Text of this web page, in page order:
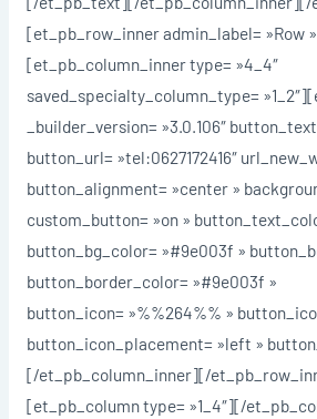
[et_pb_row_inner admin_label= »Row
[et_pb_column_inner type= »4_4″
saved_specialty_column_type=
_builder_version= »3.0.106″
button_url= »tel:0627172416″
button_alignment= »center »
custom_button= »on »
button_bg_color= »#9e003f »
button_border_color= »#9e003f »
button_icon= »%%264%% »
button_icon_placement= »left »
[/et_pb_column_inner][/
[et_pb_column type= »1_4″][/